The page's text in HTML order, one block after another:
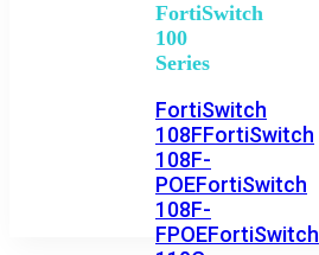
FortiSwitch
100
Series
FortiSwitch
108FFortiSwitch
108F-
POEFortiSwitch
108F-
FPOEFortiSwitch